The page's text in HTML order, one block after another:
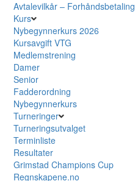
Avtalevilkår – Forhåndsbetaling
Kurs
Nybegynnerkurs 2026
Kursavgift VTG
Medlemstrening
Damer
Senior
Fadderordning
Nybegynnerkurs
Turneringer
Turneringsutvalget
Terminliste
Resultater
Grimstad Champions Cup
Regnskapene.no